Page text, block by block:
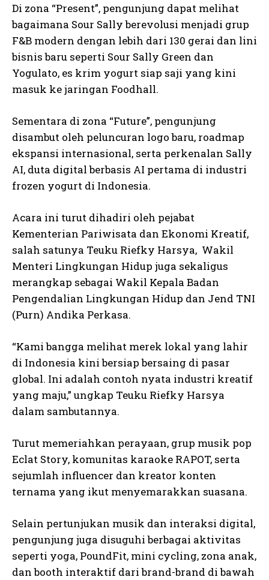
Di zona “Present”, pengunjung dapat melihat
bagaimana Sour Sally berevolusi menjadi grup
F&B modern dengan lebih dari 130 gerai dan lini
bisnis baru seperti Sour Sally Green dan
Yogulato, es krim yogurt siap saji yang kini
masuk ke jaringan Foodhall.
Sementara di zona “Future”, pengunjung
disambut oleh peluncuran logo baru, roadmap
ekspansi internasional, serta perkenalan Sally
AI, duta digital berbasis AI pertama di industri
frozen yogurt di Indonesia.
Acara ini turut dihadiri oleh pejabat
Kementerian Pariwisata dan Ekonomi Kreatif,
salah satunya Teuku Riefky Harsya, Wakil
Menteri Lingkungan Hidup juga sekaligus
merangkap sebagai Wakil Kepala Badan
Pengendalian Lingkungan Hidup dan Jend TNI
(Purn) Andika Perkasa.
“Kami bangga melihat merek lokal yang lahir
di Indonesia kini bersiap bersaing di pasar
global. Ini adalah contoh nyata industri kreatif
yang maju,” ungkap Teuku Riefky Harsya
dalam sambutannya.
Turut memeriahkan perayaan, grup musik pop
Eclat Story, komunitas karaoke RAPOT, serta
sejumlah influencer dan kreator konten
ternama yang ikut menyemarakkan suasana.
Selain pertunjukan musik dan interaksi digital,
pengunjung juga disuguhi berbagai aktivitas
seperti yoga, PoundFit, mini cycling, zona anak,
dan booth interaktif dari brand-brand di bawah